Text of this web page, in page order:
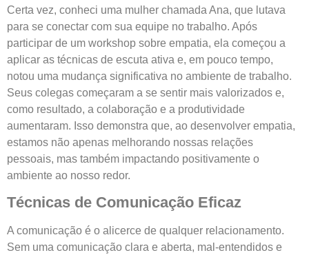
Certa vez, conheci uma mulher chamada Ana, que lutava
para se conectar com sua equipe no trabalho. Após
participar de um workshop sobre empatia, ela começou a
aplicar as técnicas de escuta ativa e, em pouco tempo,
notou uma mudança significativa no ambiente de trabalho.
Seus colegas começaram a se sentir mais valorizados e,
como resultado, a colaboração e a produtividade
aumentaram. Isso demonstra que, ao desenvolver empatia,
estamos não apenas melhorando nossas relações
pessoais, mas também impactando positivamente o
ambiente ao nosso redor.
Técnicas de Comunicação Eficaz
A comunicação é o alicerce de qualquer relacionamento.
Sem uma comunicação clara e aberta, mal-entendidos e